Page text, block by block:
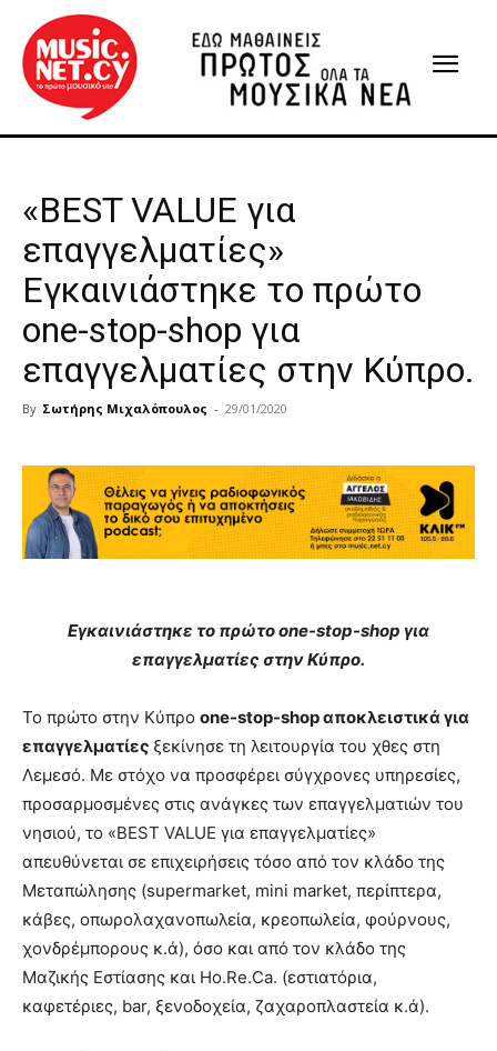
«BEST VALUE για
επαγγελματίες»
Εγκαινιάστηκε το πρώτο
one-stop-shop για
επαγγελματίες στην Κύπρο.
By Σωτήρης Μιχαλόπουλος - 29/01/2020
Εγκαινιάστηκε το πρώτο one-stop-shop για
επαγγελματίες στην Κύπρο.
Το πρώτο στην Κύπρο one-stop-shop αποκλειστικά για
επαγγελματίες ξεκίνησε τη λειτουργία του χθες στη
Λεμεσό. Με στόχο να προσφέρει σύγχρονες υπηρεσίες,
προσαρμοσμένες στις ανάγκες των επαγγελματιών του
νησιού, το «BEST VALUE για επαγγελματίες»
απευθύνεται σε επιχειρήσεις τόσο από τον κλάδο της
Μεταπώλησης (supermarket, mini market, περίπτερα,
κάβες, οπωρολαχανοπωλεία, κρεοπωλεία, φούρνους,
χονδρέμπορους κ.ά), όσο και από τον κλάδο της
Μαζικής Εστίασης και Ho.Re.Ca. (εστιατόρια,
καφετέριες, bar, ξενοδοχεία, ζαχαροπλαστεία κ.ά).